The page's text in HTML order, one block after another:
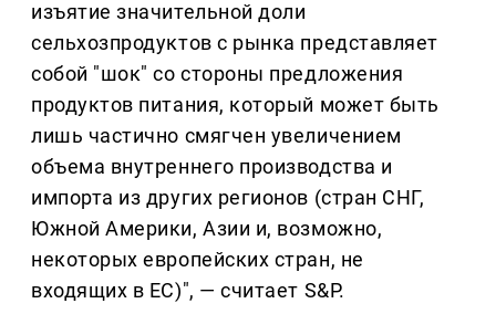
изъятие значительной доли
сельхозпродуктов с рынка представляет
собой "шок" со стороны предложения
продуктов питания, который может быть
лишь частично смягчен увеличением
объема внутреннего производства и
импорта из других регионов (стран СНГ,
Южной Америки, Азии и, возможно,
некоторых европейских стран, не
входящих в ЕС)", — считает S&P.